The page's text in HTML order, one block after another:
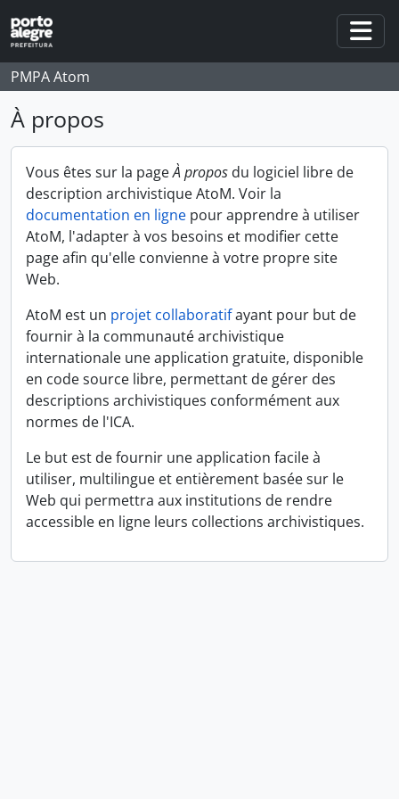
Skip to main content
PMPA Atom
À propos
Vous êtes sur la pageÀ propos du logiciel libre de
description archivistique AtoM. Voir la
documentation en ligne pour apprendre à utiliser
AtoM, l'adapter à vos besoins et modifier cette
page afin qu'elle convienne à votre propre site
Web.
AtoM est un projet collaboratifayant pour but de
fournir à la communauté archivistique
internationale une application gratuite, disponible
en code source libre, permettant de gérer des
descriptions archivistiques conformément aux
normes de l'ICA.
Le but est de fournir une application facile à
utiliser, multilingue et entièrement basée sur le
Web qui permettra aux institutions de rendre
accessible en ligne leurs collections archivistiques.